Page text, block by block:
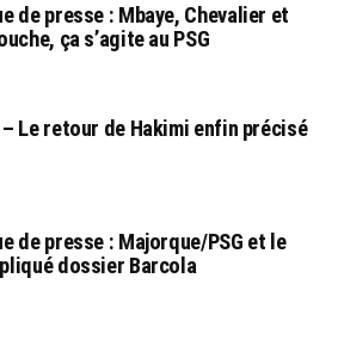
de presse : Mbaye, Chevalier et
ça s’agite au PSG
– Le retour de Hakimi enfin précisé
de presse : Majorque/PSG et le
dossier Barcola